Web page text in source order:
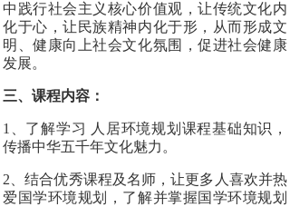
中践行社会主义核心价值观，让传统文化内
化于心，让民族精神内化于形，从而形成文
明、健康向上社会文化氛围，促进社会健康
发展。
三、课程内容：
1、了解学习 人居环境规划课程基础知识，
传播中华五千年文化魅力。
2、结合优秀课程及名师，让更多人喜欢并热
爱国学环境规划，了解并掌握国学环境规划